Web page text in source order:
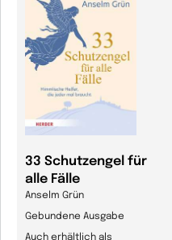
33 Schutzengel für
alle Fälle
Anselm Grün
Gebundene Ausgabe
Auch erhältlich als